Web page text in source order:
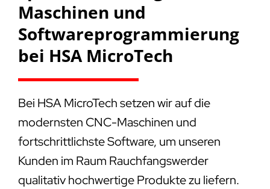
Maschinen und
Softwareprogrammierung
bei HSA MicroTech
Bei HSA MicroTech setzen wir auf die
modernsten CNC-Maschinen und
fortschrittlichste Software, um unseren
Kunden im Raum Rauchfangswerder
qualitativ hochwertige Produkte zu liefern.